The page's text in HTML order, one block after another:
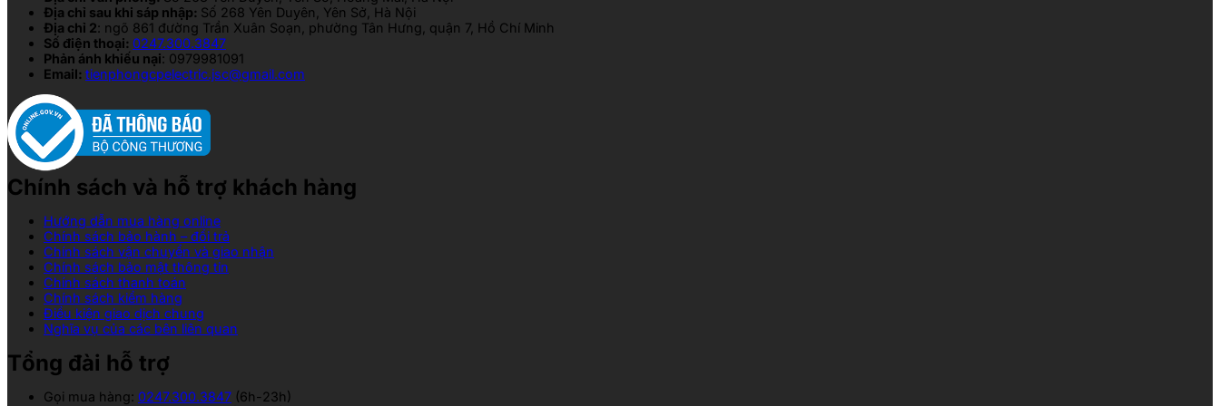
Địa chỉ sau khi sáp nhập: Số 268 Yên Duyên, Yên Sở, Hà Nội
Địa chỉ 2: ngõ 861 đường Trần Xuân Soạn, phường Tân Hưng, quận 7, Hồ Chí Minh
Số điện thoại: 0247.300.3847
Phản ánh khiếu nại: 0979981091
Email: tienphongcpelectric.jsc@gmail.com
Chính sách và hỗ trợ khách hàng
Hướng dẫn mua hàng online
Chính sách bảo hành – đổi trả
Chính sách vận chuyển và giao nhận
Chính sách bảo mật thông tin
Chính sách thanh toán
Chính sách kiểm hàng
Điều kiện giao dịch chung
Nghĩa vụ của các bên liên quan
Tổng đài hỗ trợ
Gọi mua hàng: 0247.300.3847 (6h-23h)